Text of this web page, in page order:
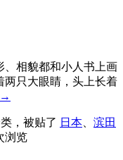
、相貌都和小人书上画
两只大眼睛，头上长着
→
，被贴了 日本
滨田
浏览